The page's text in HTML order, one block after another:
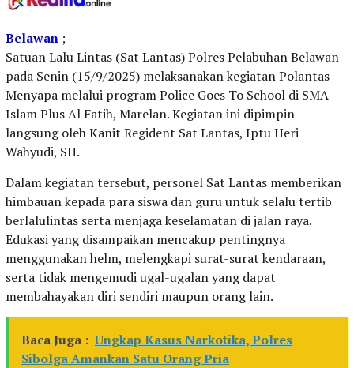
Belawan ;–
Satuan Lalu Lintas (Sat Lantas) Polres Pelabuhan Belawan
pada Senin (15/9/2025) melaksanakan kegiatan Polantas
Menyapa melalui program Police Goes To School di SMA
Islam Plus Al Fatih, Marelan. Kegiatan ini dipimpin
langsung oleh Kanit Regident Sat Lantas, Iptu Heri
Wahyudi, SH.
Dalam kegiatan tersebut, personel Sat Lantas memberikan
himbauan kepada para siswa dan guru untuk selalu tertib
berlalulintas serta menjaga keselamatan di jalan raya.
Edukasi yang disampaikan mencakup pentingnya
menggunakan helm, melengkapi surat-surat kendaraan,
serta tidak mengemudi ugal-ugalan yang dapat
membahayakan diri sendiri maupun orang lain.
Baca Juga : Ungkap Kasus Narkotika, Polres
Sibolga Amankan Satu Orang Pria